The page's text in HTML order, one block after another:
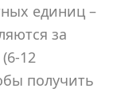
единиц –
за
12
получить